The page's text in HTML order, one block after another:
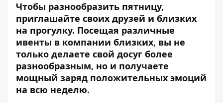
Чтобы разнообразить пятницу,
приглашайте своих друзей и близких
на прогулку. Посещая различные
ивенты в компании близких, вы не
только делаете свой досуг более
разнообразным, но и получаете
мощный заряд положительных эмоций
на всю неделю.